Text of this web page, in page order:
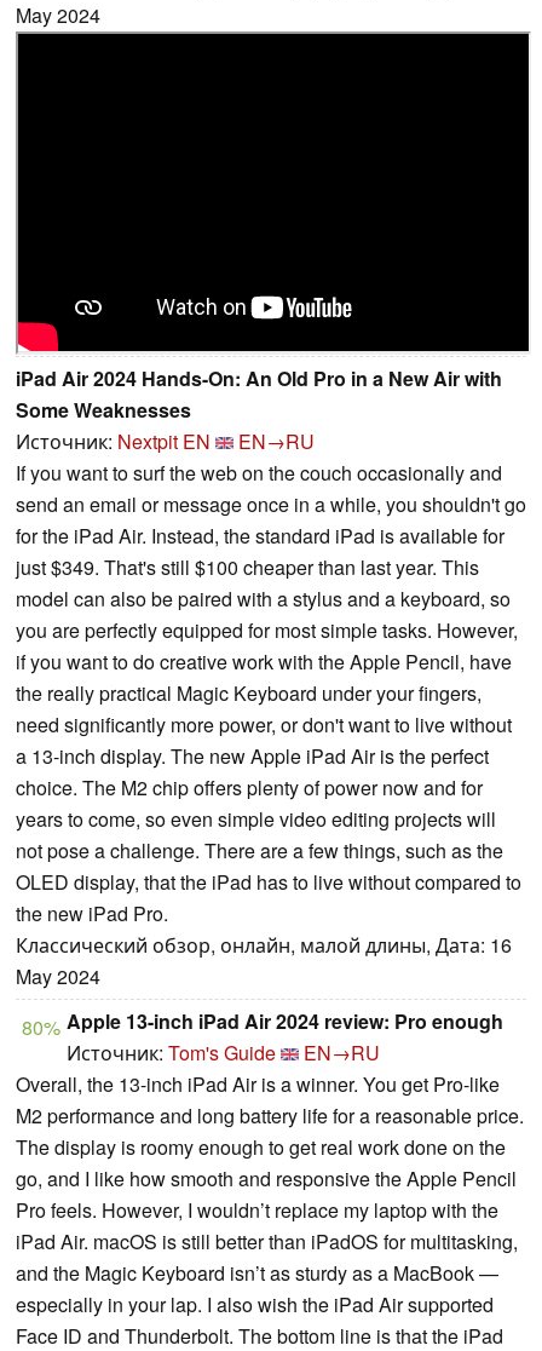
May 2024
iPad Air 2024 Hands-On: An Old Pro in a New Air with
Some Weaknesses
Источник: Nextpit EN
EN→RU
If you want to surf the web on the couch occasionally and
send an email or message once in a while, you shouldn't go
for the iPad Air. Instead, the standard iPad is available for
just $349. That's still $100 cheaper than last year. This
model can also be paired with a stylus and a keyboard, so
you are perfectly equipped for most simple tasks. However,
if you want to do creative work with the Apple Pencil, have
the really practical Magic Keyboard under your fingers,
need significantly more power, or don't want to live without
a 13-inch display. The new Apple iPad Air is the perfect
choice. The M2 chip offers plenty of power now and for
years to come, so even simple video editing projects will
not pose a challenge. There are a few things, such as the
OLED display, that the iPad has to live without compared to
the new iPad Pro.
Классический обзор, онлайн, малой длины, Дата: 16
May 2024
80% Apple 13-inch iPad Air 2024 review: Pro enough
Источник: Tom's Guide
EN→RU
Overall, the 13-inch iPad Air is a winner. You get Pro-like
M2 performance and long battery life for a reasonable price.
The display is roomy enough to get real work done on the
go, and I like how smooth and responsive the Apple Pencil
Pro feels. However, I wouldn’t replace my laptop with the
iPad Air. macOS is still better than iPadOS for multitasking,
and the Magic Keyboard isn’t as sturdy as a MacBook —
especially in your lap. I also wish the iPad Air supported
Face ID and Thunderbolt. The bottom line is that the iPad